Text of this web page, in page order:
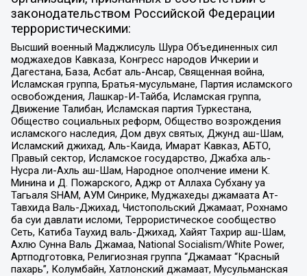
законодательством Российской Федерации
террористическими:
Высший военный Маджлисуль Шура Объединенных сил
моджахедов Кавказа, Конгресс народов Ичкерии и
Дагестана, База, Асбат аль-Ансар, Священная война,
Исламская группа, Братья-мусульмане, Партия исламского
освобождения, Лашкар-И-Тайба, Исламская группа,
Движение Талибан, Исламская партия Туркестана,
Общество социальных реформ, Общество возрождения
исламского наследия, Дом двух святых, Джунд аш-Шам,
Исламский джихад, Аль-Каида, Имарат Кавказ, АБТО,
Правый сектор, Исламское государство, Джабха аль-
Нусра ли-Ахль аш-Шам, Народное ополчение имени К.
Минина и Д. Пожарского, Аджр от Аллаха Субхану уа
Тагьаля SHAM, АУМ Синрике, Муджахеды джамаата Ат-
Тавхида Валь-Джихад, Чистопольский Джамаат, Рохнамо
ба суи давлати исломи, Террористическое сообщество
Сеть, Катиба Таухид валь-Джихад, Хайят Тахрир аш-Шам,
Ахлю Сунна Валь Джамаа, National Socialism/White Power,
Артподготовка, Религиозная группа “Джамаат “Красный
пахарь”, Колумбайн, Хатлонский джамаат, Мусульманская